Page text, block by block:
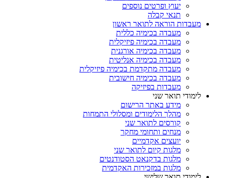
יעוץ ופרטים נוספים
תנאי קבלה
מעבדות הוראה לתואר ראשון
מעבדה בכימיה כללית
מעבדה בכימיה פיזיקלית
מעבדה בכימיה אורגנית
מעבדה בכימיה אנליטית
מעבדה מתקדמת בכימיה פיזיקלית
מעבדה בכימיה חישובית
מעבדות בפיזיקה
לימודי תואר שני
מידע באתר הרישום
מהלך הלימודים ומסלולי התמחות
קורסים לתואר שני
מנחים ותחומי מחקר
יועצים אקדמיים
מלגות קיום לתואר שני
מלגות בדקנאט הסטודנטים
מלגות במזכירות האקדמית